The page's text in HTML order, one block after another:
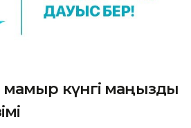
мамыр күнгі маңызды